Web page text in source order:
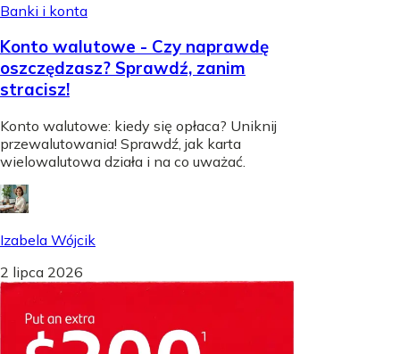
Banki i konta
Konto walutowe - Czy naprawdę
oszczędzasz? Sprawdź, zanim
stracisz!
Konto walutowe: kiedy się opłaca? Uniknij
przewalutowania! Sprawdź, jak karta
wielowalutowa działa i na co uważać.
Izabela Wójcik
2 lipca 2026